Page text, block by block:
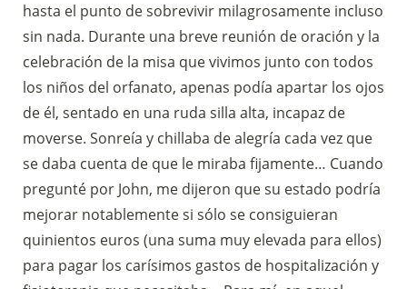
hasta el punto de sobrevivir milagrosamente incluso
sin nada. Durante una breve reunión de oración y la
celebración de la misa que vivimos junto con todos
los niños del orfanato, apenas podía apartar los ojos
de él, sentado en una ruda silla alta, incapaz de
moverse. Sonreía y chillaba de alegría cada vez que
se daba cuenta de que le miraba fijamente… Cuando
pregunté por John, me dijeron que su estado podría
mejorar notablemente si sólo se consiguieran
quinientos euros (una suma muy elevada para ellos)
para pagar los carísimos gastos de hospitalización y